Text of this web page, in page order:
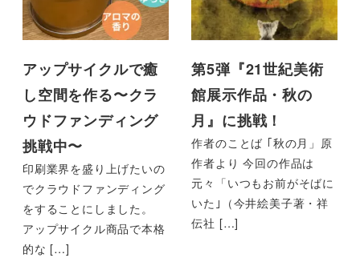
アップサイクルで癒
し空間を作る〜クラ
ウドファンディング
挑戦中〜
印刷業界を盛り上げたいの
でクラウドファンディング
をすることにしました。
アップサイクル商品で本格
的な […]
第5弾『21世紀美術
館展示作品・秋の
月』に挑戦！
作者のことば ｢秋の月」原
作者より 今回の作品は
元々「いつもお前がそばに
いた｣（今井絵美子著・祥
伝社 […]